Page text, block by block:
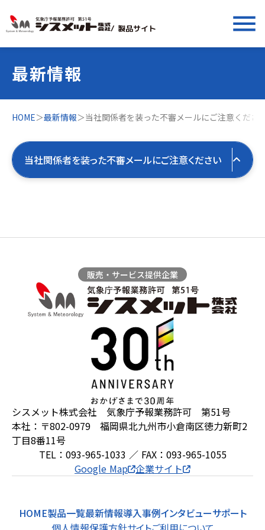
/ 製品サイト menu
最新情報
HOME＞最新情報＞当社関係者を装った不審メールにご注意くださ
当社関係者を装った不審メールにご注意ください
製品お役立ち情報
ZEROSAI X-AI
技術提案
閉じる
販売・サービス提供企業
シスメット株式会社 気象庁予報業務許可 第51号
本社：〒802-0979 福岡県北九州市小倉南区徳力新町2
丁目8番11号
TEL：093-965-1033 ／ FAX：093-965-1055
Google Map 企業サイト
HOME製品一覧最新情報導入事例インタビューサポート